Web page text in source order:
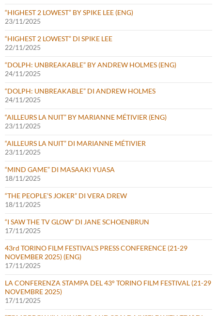
“HIGHEST 2 LOWEST” BY SPIKE LEE (ENG)
23/11/2025
“HIGHEST 2 LOWEST” DI SPIKE LEE
22/11/2025
“DOLPH: UNBREAKABLE” BY ANDREW HOLMES (ENG)
24/11/2025
“DOLPH: UNBREAKABLE” DI ANDREW HOLMES
24/11/2025
“AILLEURS LA NUIT” BY MARIANNE MÉTIVIER (ENG)
23/11/2025
“AILLEURS LA NUIT” DI MARIANNE MÉTIVIER
23/11/2025
“MIND GAME” DI MASAAKI YUASA
18/11/2025
“THE PEOPLE’S JOKER” DI VERA DREW
18/11/2025
“I SAW THE TV GLOW” DI JANE SCHOENBRUN
17/11/2025
43rd TORINO FILM FESTIVAL’S PRESS CONFERENCE (21-29
NOVEMBER 2025) (ENG)
17/11/2025
LA CONFERENZA STAMPA DEL 43° TORINO FILM FESTIVAL (21-29
NOVEMBRE 2025)
17/11/2025